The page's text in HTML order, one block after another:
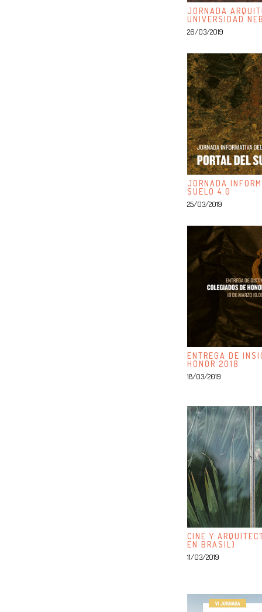
JORNADA
UNIVERSIDAD
26/03/2019
JORNADA
SUELO 4.0
25/03/2019
ENTREGA DE
HONOR 2018
18/03/2019
CINE Y
EN BRASIL)
11/03/2019